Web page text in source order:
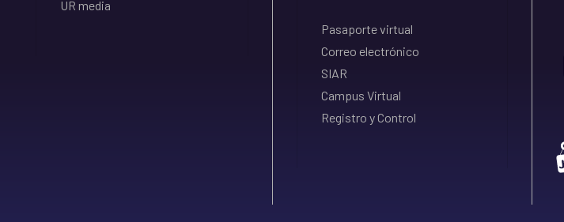
UR media
Pasaporte virtual
Correo electrónico
SIAR
Campus Virtual
Registro y Control